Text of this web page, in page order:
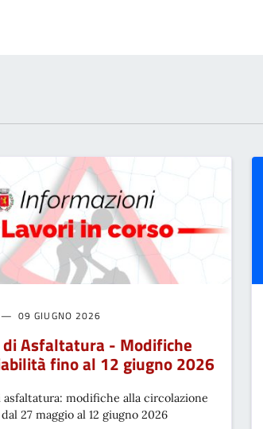
09 GIUGNO 2026
di Asfaltatura - Modifiche
fino al 12 giugno 2026
asfaltatura: modifiche alla circolazione
27 maggio al 12 giugno 2026